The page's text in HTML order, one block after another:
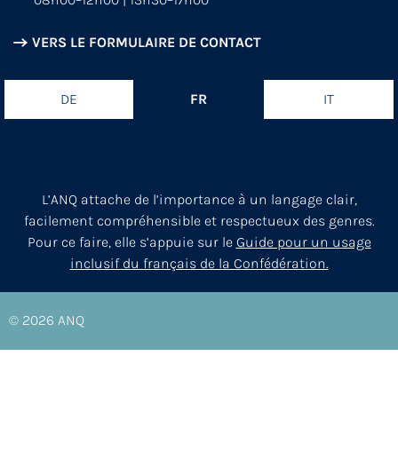
VERS LE FORMULAIRE DE CONTACT
DE FR IT
L’ANQ attache de l’importance à un langage clair,
facilement compréhensible et respectueux des genres.
Pour ce faire, elle s’appuie sur le Guide pour un usage
inclusif du français de la Confédération.
© 2026 ANQ